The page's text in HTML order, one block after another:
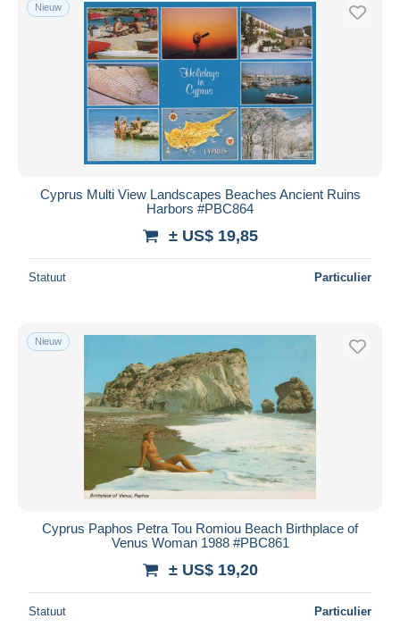
Nieuw
Cyprus Multi View Landscapes Beaches Ancient Ruins
Harbors #PBC864
± US$ 19,85
Statuut Particulier
Nieuw
Cyprus Paphos Petra Tou Romiou Beach Birthplace of
Venus Woman 1988 #PBC861
± US$ 19,20
Statuut Particulier